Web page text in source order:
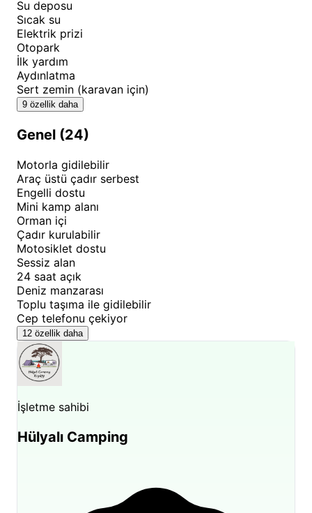
km'lik doğal parkuru keşfedebilirsiniz. Deniz
manzaralı plaj erişimi sayesinde Karadeniz'in serin
sularında yüzebilir veya güneşlenebilirsiniz. Kıyıköy
ve çevresi, tarihi yapıları ve doğal oluşumlarıyla
fotoğrafçılık tutkunları için eşsiz kareler sunar.
Yürüyüş alanları, doğa ile iç içe olmak isteyenlere
farklı zorluk seviyelerinde rotalar sunar.
yaz aylarında denizin ve lavanta bahçesinin tadını
çıkarırken, ilkbahar ve sonbaharda doğanın renk
cümbüşüne tanık olabilir, kışın ise sakin ve huzurlu
bir kar kampı deneyimi yaşayabilirsiniz. Tüm bu
aktiviteler ve keşif noktaları,
Kırklarelikamp alanları
taşımaktadır.
Su deposu
Sıcak su
Elektrik prizi
Otopark
İlk yardım
Aydınlatma
Sert zemin (karavan için)
9 özellik daha
Genel (24)
Motorla gidilebilir
Araç üstü çadır serbest
Engelli dostu
Mini kamp alanı
Orman içi
Çadır kurulabilir
Motosiklet dostu
Sessiz alan
24 saat açık
Deniz manzarası
Toplu taşıma ile gidilebilir
Cep telefonu çekiyor
12 özellik daha
İşletme sahibi
Hülyalı Camping